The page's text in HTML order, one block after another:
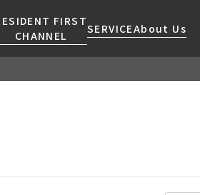
FIRST
CHANNEL
SERVICEAbout Us